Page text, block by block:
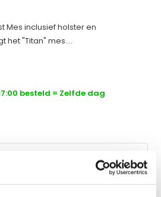
Mes inclusief holster en
het "Titan" mes....
besteld = Zelfde dag